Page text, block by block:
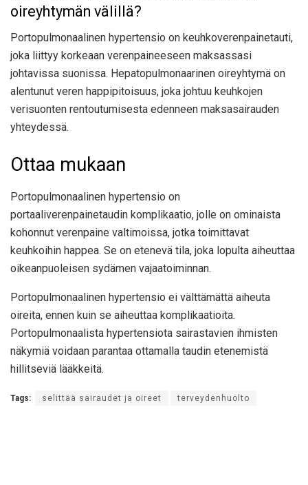
oireyhtymän välillä?
Portopulmonaalinen hypertensio on keuhkoverenpainetauti,
joka liittyy korkeaan verenpaineeseen maksassasi
johtavissa suonissa. Hepatopulmonaarinen oireyhtymä on
alentunut veren happipitoisuus, joka johtuu keuhkojen
verisuonten rentoutumisesta edenneen maksasairauden
yhteydessä.
Ottaa mukaan
Portopulmonaalinen hypertensio on
portaaliverenpainetaudin komplikaatio, jolle on ominaista
kohonnut verenpaine valtimoissa, jotka toimittavat
keuhkoihin happea. Se on etenevä tila, joka lopulta aiheuttaa
oikeanpuoleisen sydämen vajaatoiminnan.
Portopulmonaalinen hypertensio ei välttämättä aiheuta
oireita, ennen kuin se aiheuttaa komplikaatioita.
Portopulmonaalista hypertensiota sairastavien ihmisten
näkymiä voidaan parantaa ottamalla taudin etenemistä
hillitseviä lääkkeitä.
Tags: selittää sairaudet ja oireet terveydenhuolto